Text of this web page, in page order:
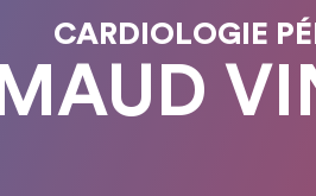
CARDIOLOGIE
MAUD